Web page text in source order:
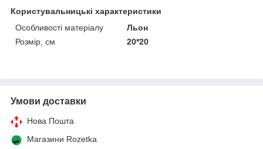
Користувальницькі характеристики
Особливості матеріалу
Льон
Розмір, см
20*20
Умови доставки
Нова Пошта
Магазини Rozetka